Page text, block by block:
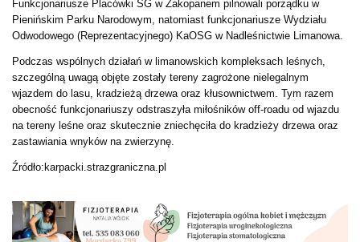
Funkcjonariusze Placówki SG w Zakopanem pilnowali porządku w
Pienińskim Parku Narodowym, natomiast funkcjonariusze Wydziału
Odwodowego (Reprezentacyjnego) KaOSG w Nadleśnictwie Limanowa.
Podczas wspólnych działań w limanowskich kompleksach leśnych,
szczególną uwagą objęte zostały tereny zagrożone nielegalnym
wjazdem do lasu, kradzieżą drzewa oraz kłusownictwem. Tym razem
obecność funkcjonariuszy odstraszyła miłośników off-roadu od wjazdu
na tereny leśne oraz skutecznie zniechęciła do kradzieży drzewa oraz
zastawiania wnyków na zwierzynę.
Źródło:karpacki.strazgraniczna.pl